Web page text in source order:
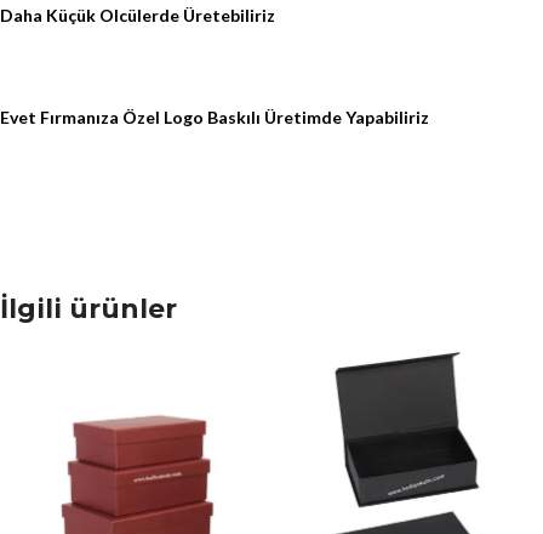
Daha Küçük Olcülerde Üretebiliriz
Evet Fırmanıza Özel Logo Baskılı Üretimde Yapabiliriz
İlgili ürünler